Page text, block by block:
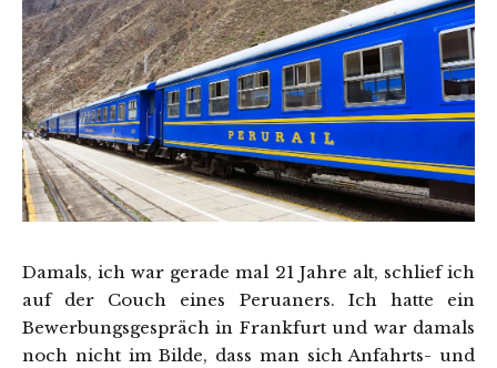
Damals, ich war gerade mal 21 Jahre alt, schlief ich
auf der Couch eines Peruaners. Ich hatte ein
Bewerbungsgespräch in Frankfurt und war damals
noch nicht im Bilde, dass man sich Anfahrts- und